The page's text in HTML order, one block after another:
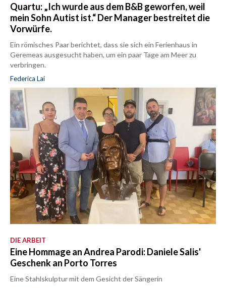
Quartu: „Ich wurde aus dem B&B geworfen, weil
mein Sohn Autist ist.“ Der Manager bestreitet die
Vorwürfe.
Ein römisches Paar berichtet, dass sie sich ein Ferienhaus in
Geremeas ausgesucht haben, um ein paar Tage am Meer zu
verbringen.
Federica Lai
DIE ARBEIT
Eine Hommage an Andrea Parodi: Daniele Salis'
Geschenk an Porto Torres
Eine Stahlskulptur mit dem Gesicht der Sängerin